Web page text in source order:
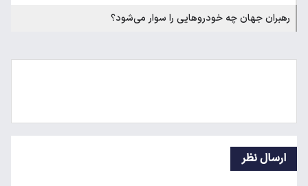
رهبران جهان چه خودروهایی را سوار می‌شود؟
ارسال نظر